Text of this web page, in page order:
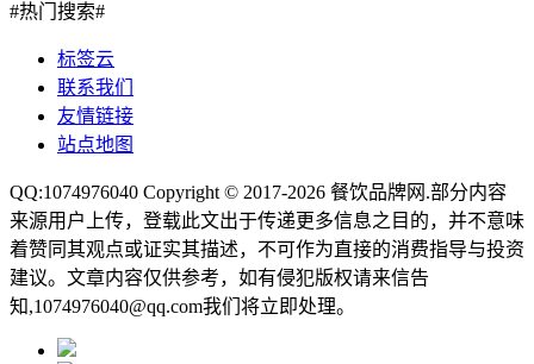
#热门搜索#
标签云
联系我们
友情链接
站点地图
QQ:1074976040 Copyright © 2017-2026 餐饮品牌网 .部分内容
来源用户上传，登载此文出于传递更多信息之目的，并不意味
着赞同其观点或证实其描述，不可作为直接的消费指导与投资
建议。文章内容仅供参考，如有侵犯版权请来信告
知,1074976040@qq.com我们将立即处理。